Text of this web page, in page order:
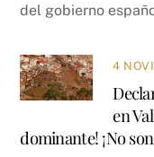
del gobierno
4
en
dominante! ¡No